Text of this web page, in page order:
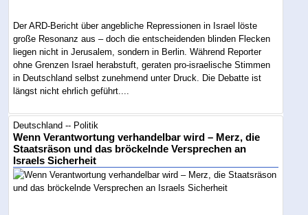
Der ARD-Bericht über angebliche Repressionen in Israel löste
große Resonanz aus – doch die entscheidenden blinden Flecken
liegen nicht in Jerusalem, sondern in Berlin. Während Reporter
ohne Grenzen Israel herabstuft, geraten pro-israelische Stimmen
in Deutschland selbst zunehmend unter Druck. Die Debatte ist
längst nicht ehrlich geführt....
Deutschland -- Politik
Wenn Verantwortung verhandelbar wird – Merz, die
Staatsräson und das bröckelnde Versprechen an
Israels Sicherheit